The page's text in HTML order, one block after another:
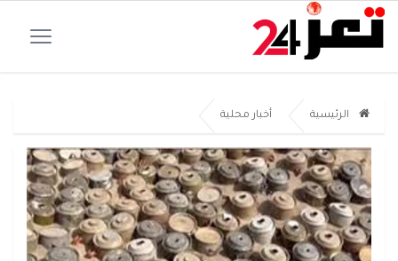
الرئيسية أخبار محلية